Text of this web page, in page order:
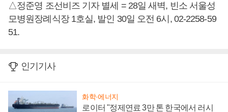
△정준영 조선비즈 기자 별세 = 28일 새벽, 빈소 서울성
모병원장례식장 1호실, 발인 30일 오전 6시, 02-2258-59
51.
인기기사
화학·에너지
로이터 "정제연료 3만 톤 한국에서 러시